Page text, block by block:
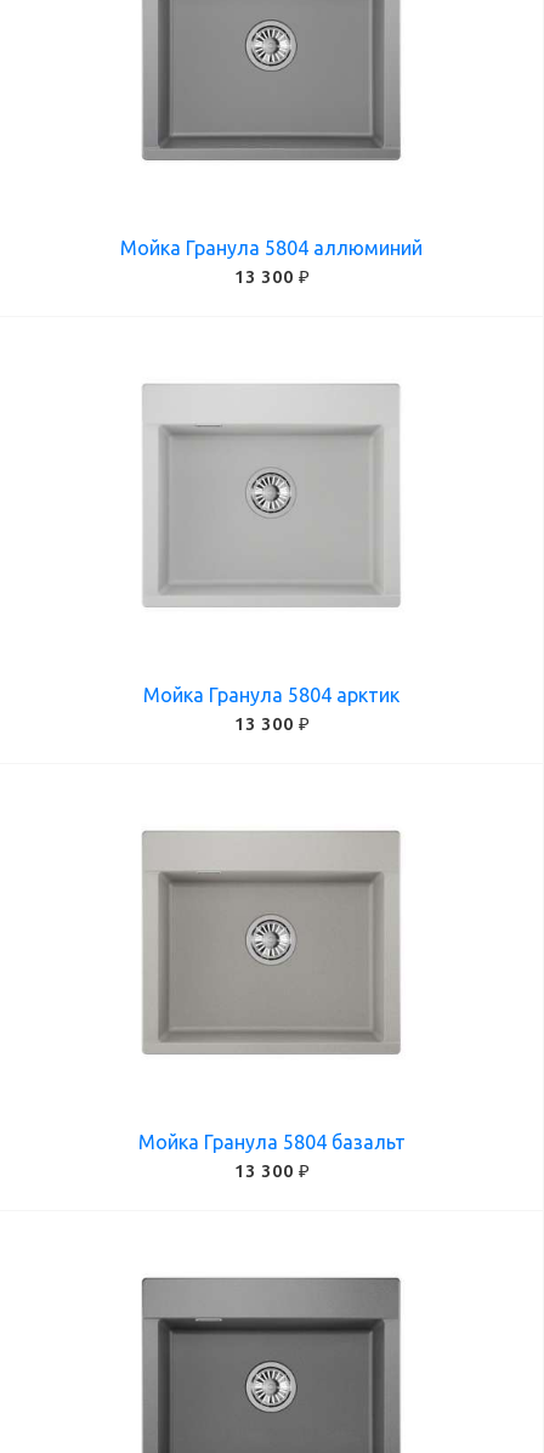
Мойка Гранула 5804 аллюминий
13 300 ₽
Мойка Гранула 5804 арктик
13 300 ₽
Мойка Гранула 5804 базальт
13 300 ₽